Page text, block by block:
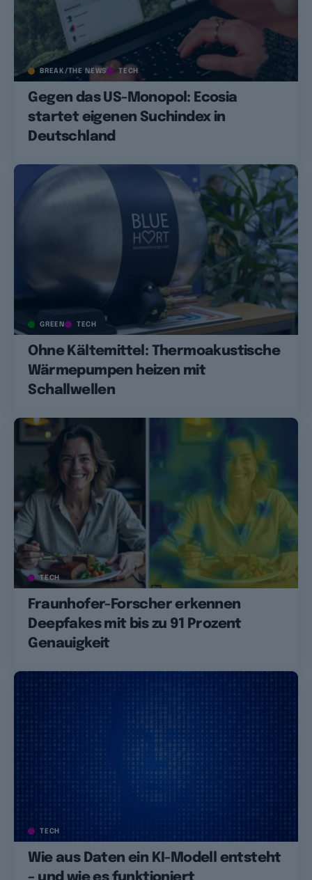
BREAK/THE NEWS TECH
Gegen das US-Monopol: Ecosia
startet eigenen Suchindex in
Deutschland
GREEN TECH
Ohne Kältemittel: Thermoakustische
Wärmepumpen heizen mit
Schallwellen
TECH
Fraunhofer-Forscher erkennen
Deepfakes mit bis zu 91 Prozent
Genauigkeit
TECH
Wie aus Daten ein KI-Modell entsteht